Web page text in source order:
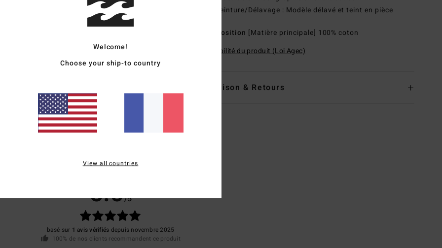
Teinture/Délavage : Modèle délavé et teint en pièce
Composition [Matière principale] 100% coton
Traçabilité du produit (Loi Agec)
Livraison & Retours
5.0/5
basé sur 1 avis vérifiés depuis novembre 2025
100% de nos clients recommandent ce produit
Welcome!
Choose your ship-to country
View all countries